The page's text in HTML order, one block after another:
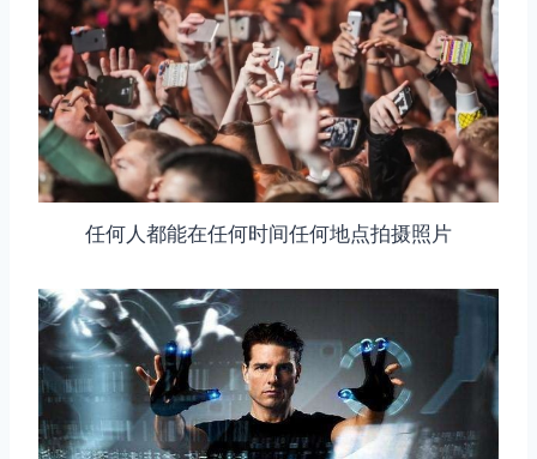
任何人都能在任何时间任何地点拍摄照片